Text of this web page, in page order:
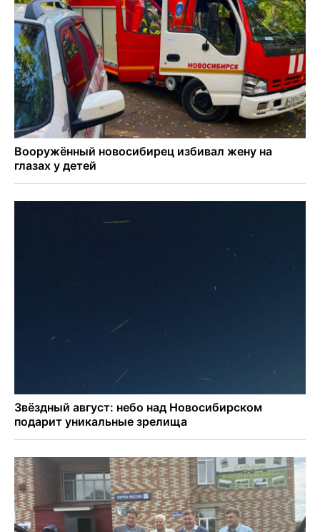
Добровольцы в беспилотные войска получат 2,9 млн
рублей и места в вузах
27-летний мотоциклист погиб в столкновении с
кроссовером в Ленинском районе